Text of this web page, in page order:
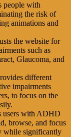
people with
the risk of
animations and
the website for
such as
Glaucoma, and
different
impairments
to focus on the
users with ADHD
browse, and focus
while significantly